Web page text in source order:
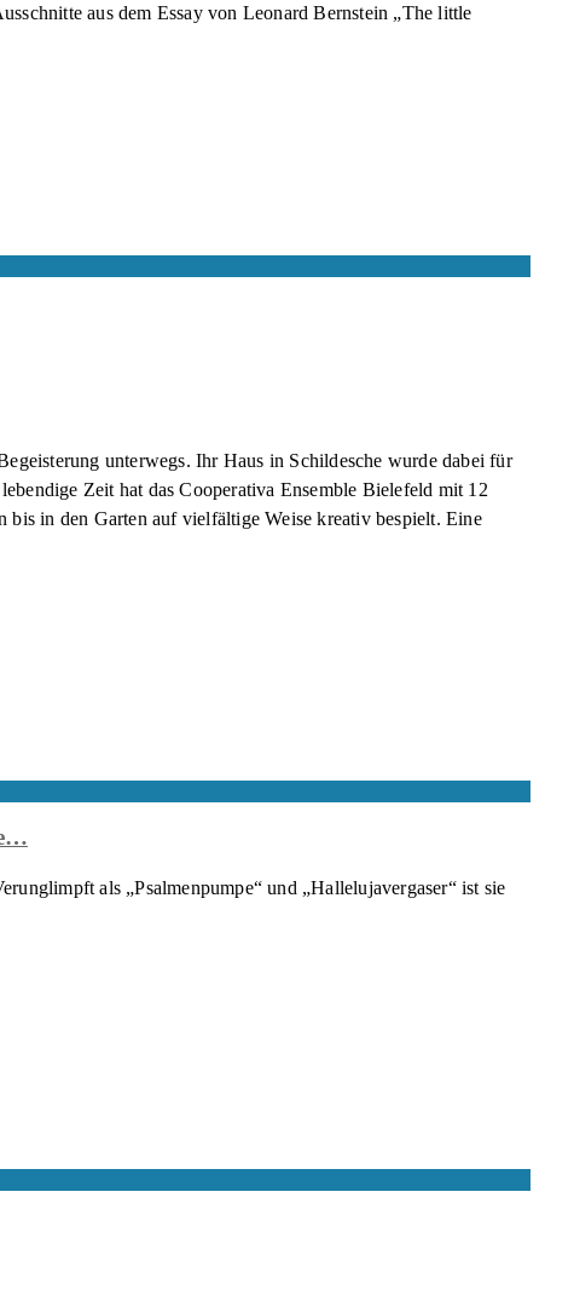
aus dem Essay von Leonard Bernstein „The little
unterwegs. Ihr Haus in Schildesche wurde dabei für
Zeit hat das Cooperativa Ensemble Bielefeld mit 12
in den Garten auf vielfältige Weise kreativ bespielt. Eine
als „Psalmenpumpe“ und „Hallelujavergaser“ ist sie